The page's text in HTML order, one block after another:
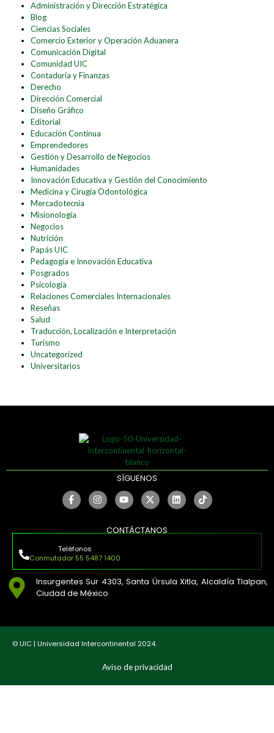
Administración y Dirección Estratégica
Blog
Ciencias Sociales
Comercio Exterior y Operación Aduanera
Comunicación Digital
Comunidad UIC
Contaduría y Finanzas
Derecho
Dirección Comercial
Diseño Gráfico
Editorial
Educación Continua
Emprendedores
Gestión y Desarrollo de Negocios
Humanidades
Innovación Educativa y Gestión del Conocimiento
Medicina y Cirugía Odontológica
Mercadotecnia
Misionología
Negocios
Nutrición
Papás UIC
Pedagogía e Innovación Educativa
Posgrados
Psicología
Relaciones Comerciales Internacionales
Reseñas
Salud
Traducción, Localización e Interpretación
Turismo
Uncategorized
Universitarios
SÍGUENOS
CONTÁCTANOS
Teléfonos
Conmutador 55 5487 1400
Insurgentes Sur 4303, Santa Úrsula Xitla, Alcaldía Tlalpan,
Ciudad de México
© UIC | Universidad Intercontinental 2024.
Aviso de privacidad